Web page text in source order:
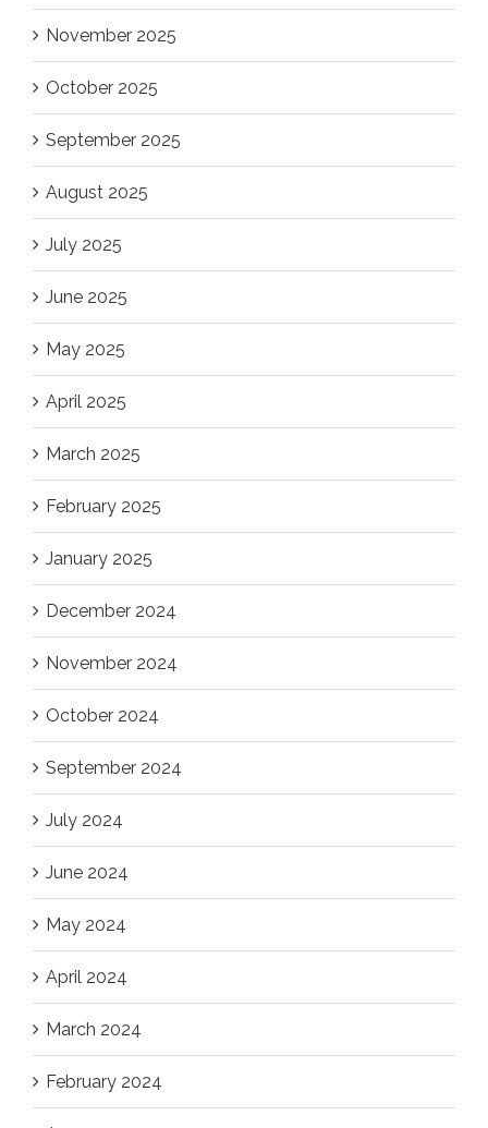
November 2025
October 2025
September 2025
August 2025
July 2025
June 2025
May 2025
April 2025
March 2025
February 2025
January 2025
December 2024
November 2024
October 2024
September 2024
July 2024
June 2024
May 2024
April 2024
March 2024
February 2024